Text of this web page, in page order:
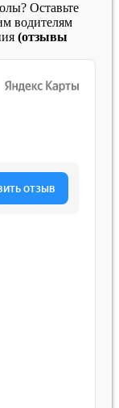
Оставьте
водителям
(отзывы